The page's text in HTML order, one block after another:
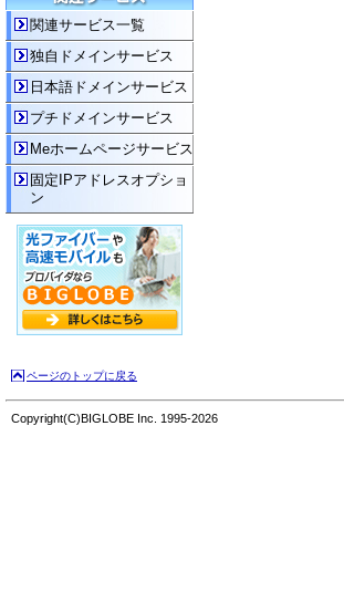
関連サービス一覧
独自ドメインサービス
日本語ドメインサービス
プチドメインサービス
Meホームページサービス
固定IPアドレスオプショ
ン
ページのトップに戻る
Copyright(C)BIGLOBE Inc. 1995-2026